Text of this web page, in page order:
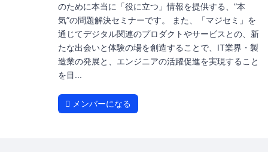
のために本当に「役に立つ」情報を提供する、”本
気”の問題解決セミナーです。 また、「マジセミ」を
通じてデジタル関連のプロダクトやサービスとの、新
たな出会いと体験の場を創造することで、IT業界・製
造業の発展と、エンジニアの活躍促進を実現すること
を目...
メンバーになる